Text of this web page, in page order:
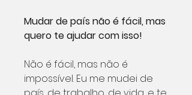
Mudar de país não é fácil, mas
quero te ajudar com isso!
Não é fácil, mas não é
impossível. Eu me mudei de